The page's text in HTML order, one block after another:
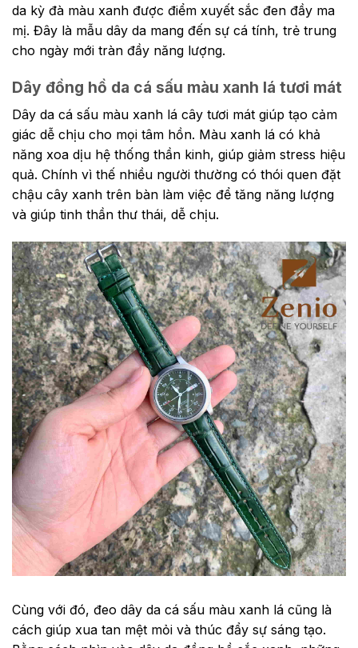
da kỳ đà màu xanh được điểm xuyết sắc đen đầy ma
mị. Đây là mẫu dây da mang đến sự cá tính, trẻ trung
cho ngày mới tràn đầy năng lượng.
Dây đồng hồ da cá sấu màu xanh lá tươi mát
Dây da cá sấu màu xanh lá cây tươi mát giúp tạo cảm
giác dễ chịu cho mọi tâm hồn. Màu xanh lá có khả
năng xoa dịu hệ thống thần kinh, giúp giảm stress hiệu
quả. Chính vì thế nhiều người thường có thói quen đặt
chậu cây xanh trên bàn làm việc để tăng năng lượng
và giúp tinh thần thư thái, dễ chịu.
Cùng với đó, đeo dây da cá sấu màu xanh lá cũng là
cách giúp xua tan mệt mỏi và thúc đẩy sự sáng tạo.